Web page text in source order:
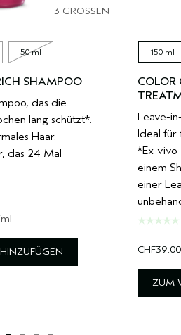
3 GRÖSSEN
50 ml
SHAMPOO
das die
lang schützt*.
Haar.
das 24 Mal
150 ml
COLOR
Leave-
Ideal für
*Ex-
einem
einer
CHF39.00
ZUM